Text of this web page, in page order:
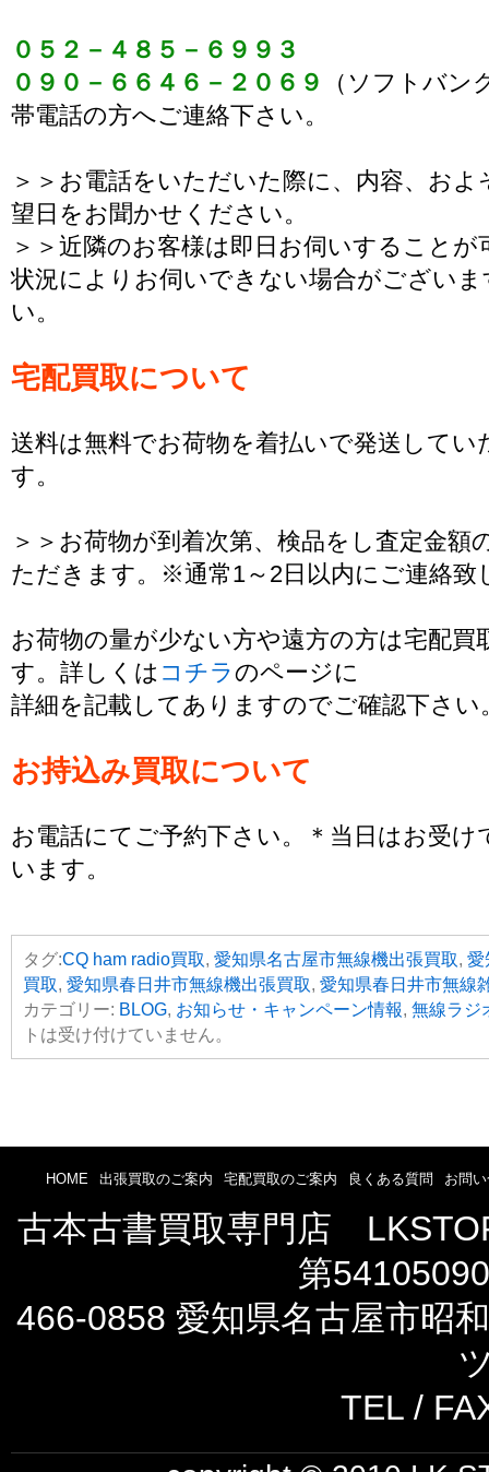
０５２－４８５－６９９３
０９０－６６４６－２０６９
（ソフトバン
帯電話の方へご連絡下さい。
＞＞お電話をいただいた際に、内容、およ
望日をお聞かせください。
＞＞近隣のお客様は即日お伺いすること
状況によりお伺いできない場合がござい
い。
宅配買取について
送料は無料でお荷物を着払いで発送してい
す。
＞＞お荷物が到着次第、検品をし査定金額
ただきます。※通常1～2日以内にご連絡致
お荷物の量が少ない方や遠方の方は宅配買
す。詳しくは コチラのページに
詳細を記載してありますのでご確認下さい
お持込み買取について
お電話にてご予約下さい。＊当日はお受
います。
タグ:CQ ham radio買取, 愛知県名古屋市無線機出張買取, 愛
買取, 愛知県春日井市無線機出張買取, 愛知県春日井市無線
カテゴリー: BLOG, お知らせ・キャンペーン情報, 無線ラジ
トは受け付けていません。
HOME 出張買取のご案内 宅配買取のご案内 良くある質問 お問
古本古書買取専門店
第
466-0858 愛知県名古屋市昭
TEL /